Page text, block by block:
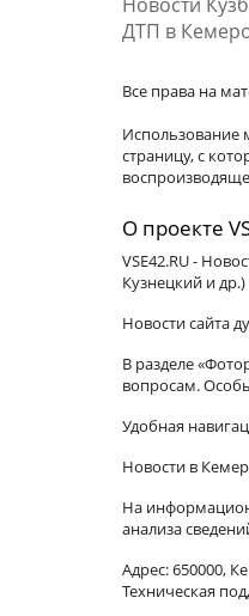
ДТП в
Все права на
Использование
страницу, с
О проекте
VSE42.RU -
Кузнецкий и
Новости сайта
В разделе
вопросам.
Удобная
Новости в
На
анализа
Адрес: 650000,
Техническая